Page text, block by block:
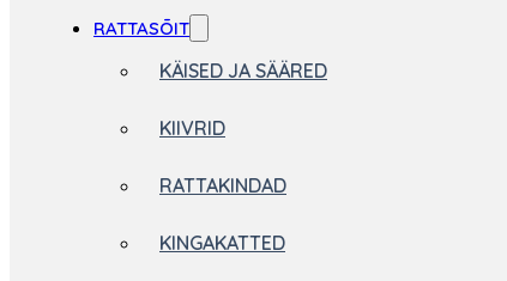
RATTASÕIT
KÄISED JA SÄÄRED
KIIVRID
RATTAKINDAD
KINGAKATTED